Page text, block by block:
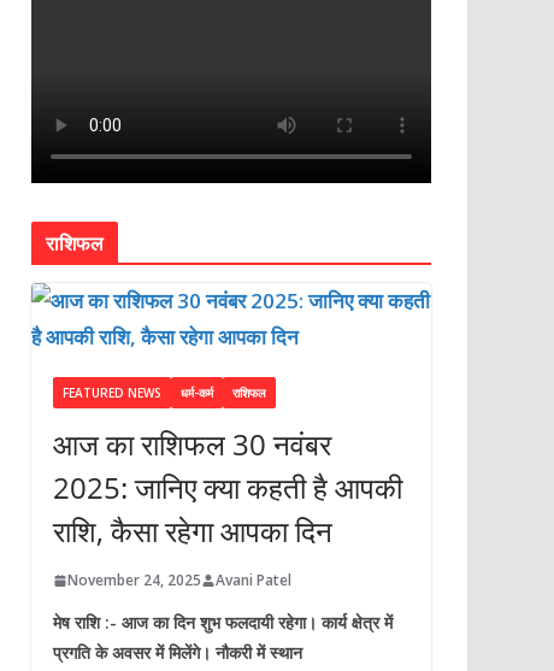
राशिफल
FEATURED NEWS धर्म-कर्म राशिफल
आज का राशिफल 30 नवंबर
2025: जानिए क्या कहती है आपकी
राशि, कैसा रहेगा आपका दिन
November 24, 2025 Avani Patel
मेष राशि :- आज का दिन शुभ फलदायी रहेगा। कार्य क्षेत्र में
प्रगति के अवसर में मिलेंगे। नौकरी में स्थान